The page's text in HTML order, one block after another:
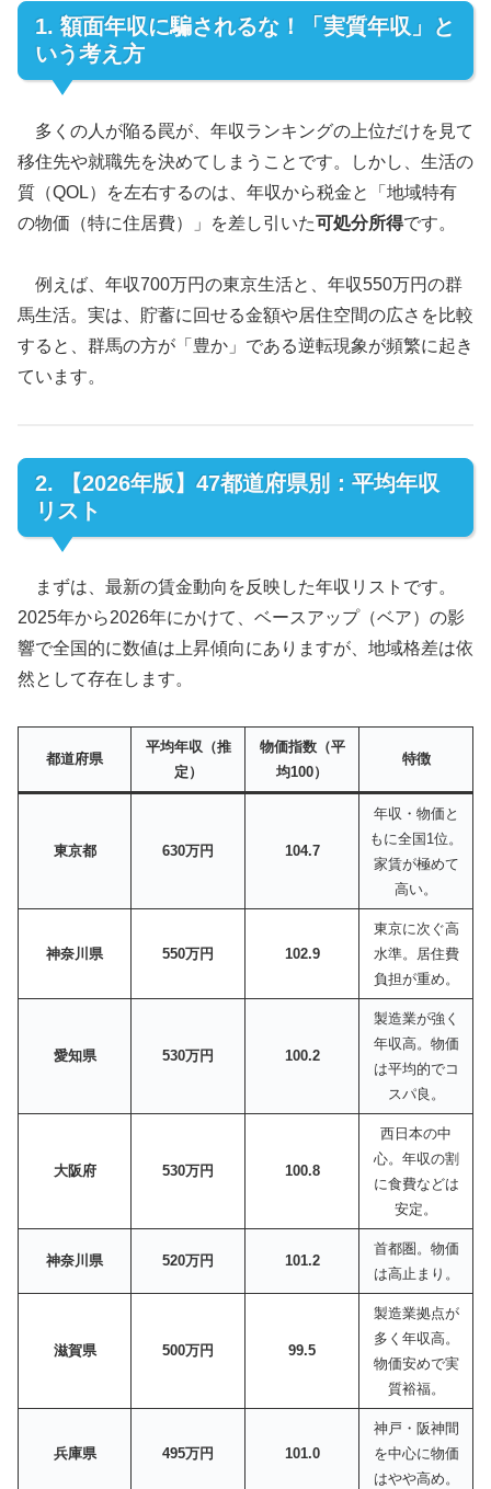
1. 額面年収に騙されるな！「実質年収」と
いう考え方
多くの人が陥る罠が、年収ランキングの上位だけを見て
移住先や就職先を決めてしまうことです。しかし、生活の
質（QOL）を左右するのは、年収から税金と「地域特有
の物価（特に住居費）」を差し引いた可処分所得です。
例えば、年収700万円の東京生活と、年収550万円の群
馬生活。実は、貯蓄に回せる金額や居住空間の広さを比較
すると、群馬の方が「豊か」である逆転現象が頻繁に起き
ています。
2. 【2026年版】47都道府県別：平均年収
リスト
まずは、最新の賃金動向を反映した年収リストです。
2025年から2026年にかけて、ベースアップ（ベア）の影
響で全国的に数値は上昇傾向にありますが、地域格差は依
然として存在します。
都道府県
平均年収（推
定）
物価指数（平
均100）
特徴
東京都 630万円 104.7
年収・物価と
もに全国1位。
家賃が極めて
高い。
神奈川県 550万円 102.9
東京に次ぐ高
水準。居住費
負担が重め。
愛知県 530万円 100.2
製造業が強く
年収高。物価
は平均的でコ
スパ良。
大阪府 530万円 100.8
西日本の中
心。年収の割
に食費などは
安定。
神奈川県 520万円 101.2
首都圏。物価
は高止まり。
滋賀県 500万円 99.5
製造業拠点が
多く年収高。
物価安めで実
質裕福。
兵庫県 495万円 101.0
神戸・阪神間
を中心に物価
はやや高め。